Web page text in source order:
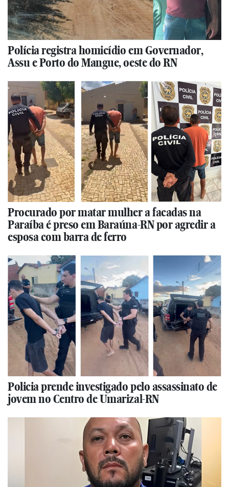
Polícia registra homicídio em Governador,
Assu e Porto do Mangue, oeste do RN
Procurado por matar mulher a facadas na
Paraíba é preso em Baraúna-RN por agredir a
esposa com barra de ferro
Policia prende investigado pelo assassinato de
jovem no Centro de Umarizal-RN